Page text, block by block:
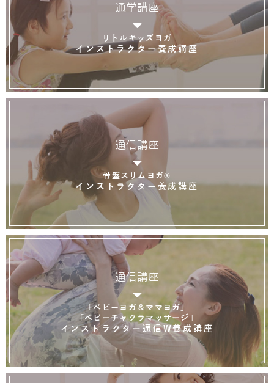
通学講座
リトルキッズヨガ
インストラクター養成講座
通信講座
骨盤スリムヨガ®
インストラクター養成講座
通信講座
「ベビーヨガ＆ママヨガ」
「ベビーチャクラマッサージ」
インストラクター通信W養成講座